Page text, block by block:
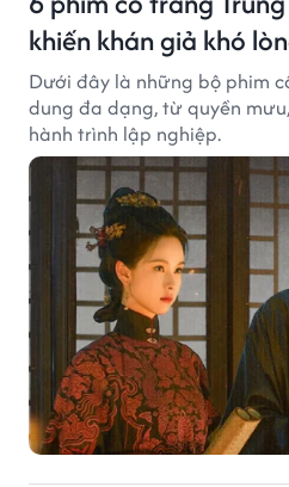
khiến khán giả khó
Dưới đây là những bộ phim
dung đa dạng, từ quyền
hành trình lập nghiệp.